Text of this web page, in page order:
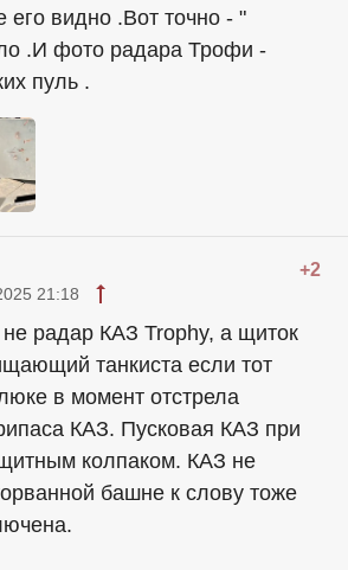
видно .Вот точно - "
.И фото радара Трофи -
пуль .
+2
21:18
радар КАЗ Trophy, а щиток
танкиста если тот
в момент отстрела
КАЗ. Пусковая КАЗ при
колпаком. КАЗ не
башне к слову тоже